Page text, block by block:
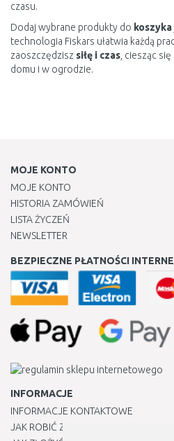
czasu.
Dodaj wybrane produkty do koszyka
technologia Fiskars ułatwia każdą
zaoszczędzisz siłę i czas , ciesząc
domu i w ogrodzie.
MOJE KONTO
MOJE KONTO
HISTORIA ZAMÓWIEŃ
LISTA ŻYCZEŃ
NEWSLETTER
BEZPIECZNE PŁATNOŚCI
INFORMACJE
INFORMACJE KONTAKTOWE
JAK ROBIĆ ZAKUPY ?